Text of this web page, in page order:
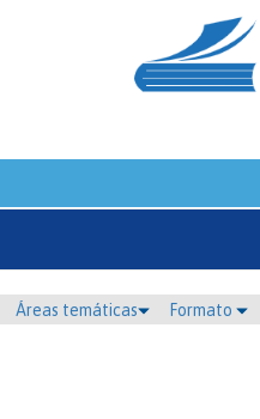
Áreas temáticas Formato